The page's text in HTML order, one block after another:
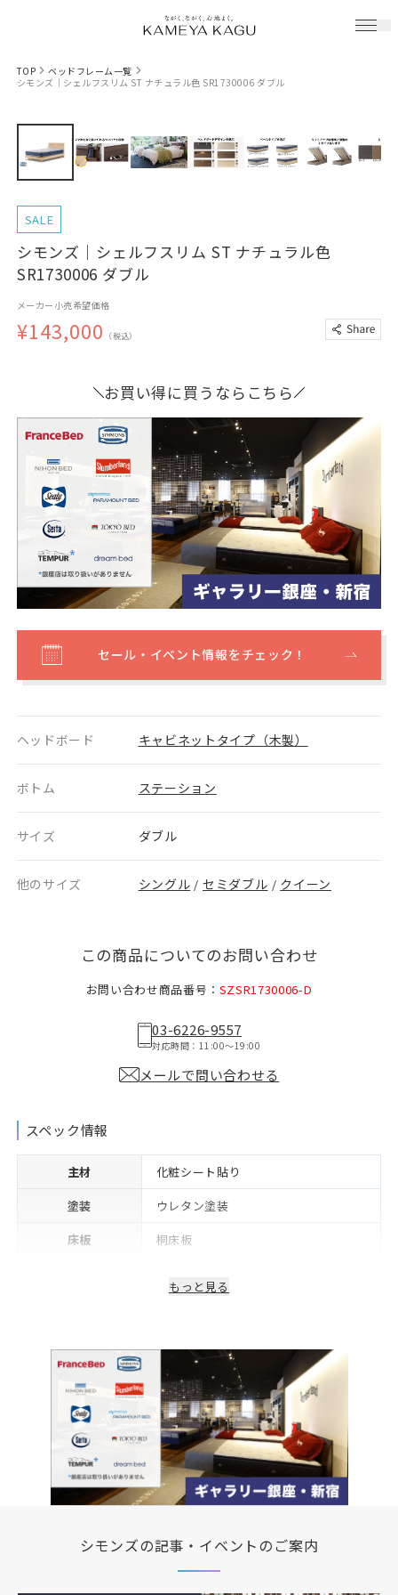
TOP
ベッドフレーム一覧
シモンズ｜シェルフスリム ST ナチュラル色 SR1730006 ダブル
SALE
シモンズ｜シェルフスリム ST ナチュラル色
SR1730006 ダブル
メーカー小売希望価格
¥143,000 （税込）
お買い得に買うならこちら
セール・イベント情報をチェック！
ヘッドボード キャビネットタイプ（木製）
ボトム ステーション
サイズ ダブル
他のサイズ シングル / セミダブル / クイーン
この商品についてのお問い合わせ
お問い合わせ商品番号： SZSR1730006-D
03-6226-9557
対応時間：11:00〜19:00
メールで問い合わせる
スペック情報
主材
化粧シート貼り
塗装
ウレタン塗装
床板
桐床板
保証期間
備考
コンセント・LED照明付き
もっと見る
シモンズの記事・イベントのご案内